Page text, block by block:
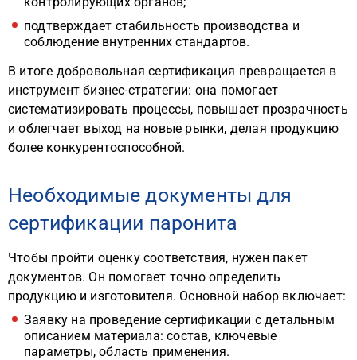
подтверждает стабильность производства и
соблюдение внутренних стандартов.
В итоге добровольная сертификация превращается в
инструмент бизнес-стратегии: она помогает
систематизировать процессы, повышает прозрачность
и облегчает выход на новые рынки, делая продукцию
более конкурентоспособной.
Необходимые документы для
сертификации паронита
Чтобы пройти оценку соответствия, нужен пакет
документов. Он помогает точно определить
продукцию и изготовителя. Основной набор включает:
Заявку на проведение сертификации с детальным
описанием материала: состав, ключевые
параметры, область применения.